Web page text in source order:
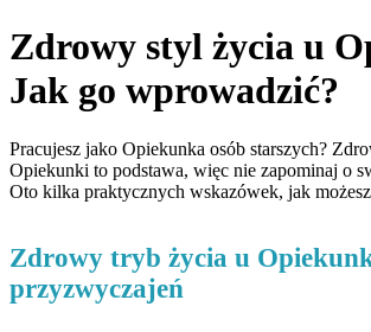
Zdrowy styl życia u
Jak go wprowadzić?
Pracujesz jako Opiekunka osób starszych?
Opiekunki to podstawa, więc nie zapominaj o
Oto kilka praktycznych wskazówek, jak
Zdrowy tryb życia u
przyzwyczajeń